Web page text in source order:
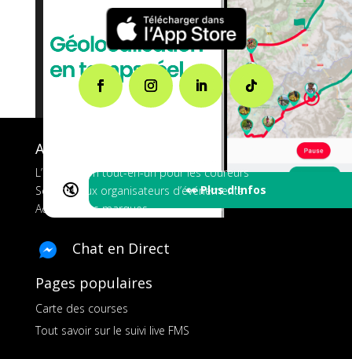
🔇 👀 Plus d'Infos
A propos de FMS
L’application tout-en-un pour les coureurs
Services aux organisateurs d’événements
Ads pour les marques
Chat en Direct
Pages populaires
Carte des courses
Tout savoir sur le suivi live FMS